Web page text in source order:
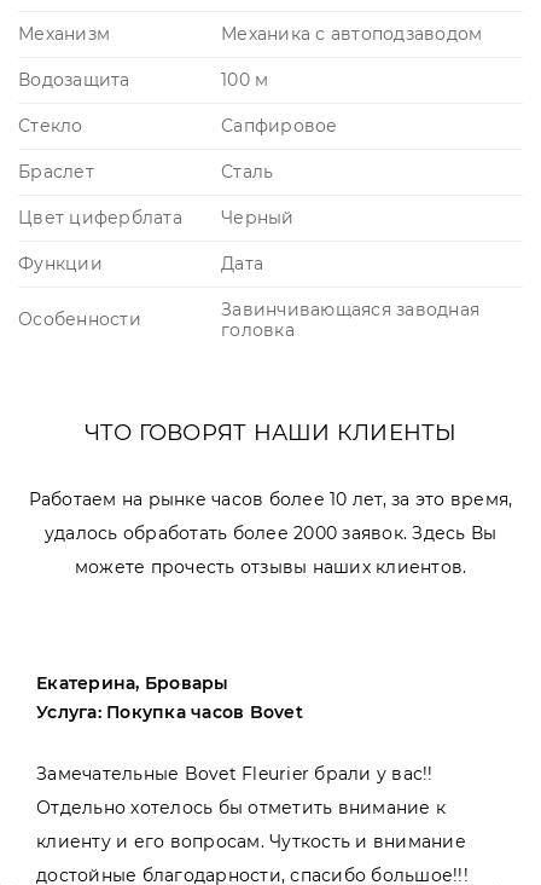
Механизм Механика с автоподзаводом
Водозащита 100 м
Стекло Сапфировое
Браслет Сталь
Цвет циферблата Черный
Функции Дата
Особенности
Завинчивающаяся заводная
головка
ЧТО ГОВОРЯТ НАШИ КЛИЕНТЫ
Работаем на рынке часов более 10 лет, за это время,
удалось обработать более 2000 заявок. Здесь Вы
можете прочесть отзывы наших клиентов.
Екатерина, Бровары
Услуга: Покупка часов Bovet
Замечательные Bovet Fleurier брали у вас!!
Отдельно хотелось бы отметить внимание к
клиенту и его вопросам. Чуткость и внимание
достойные благодарности, спасибо большое!!!